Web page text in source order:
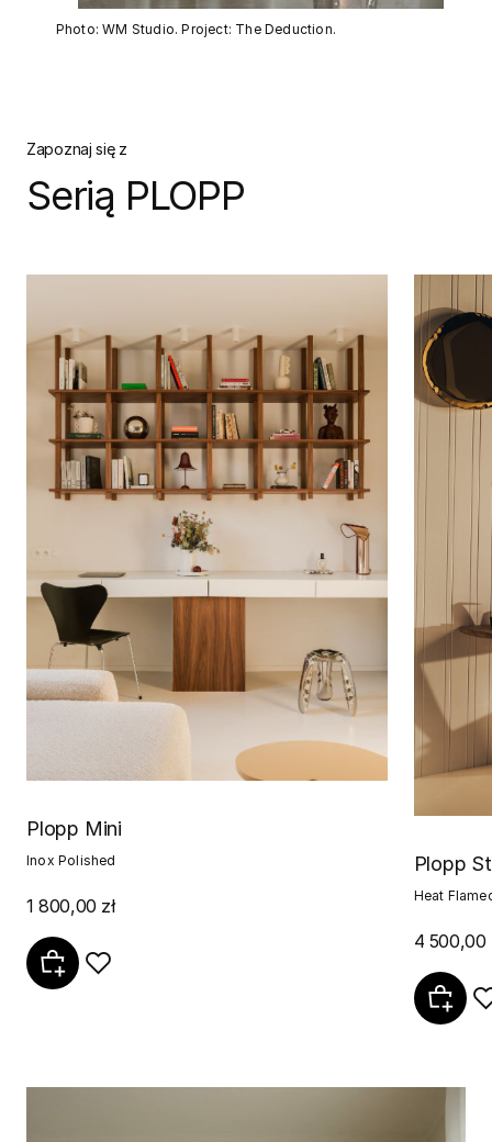
Photo: WM Studio. Project: The Deduction.
Zapoznaj się z
Serią PLOPP
Plopp Mini
Inox Polished
1 800,00 zł
Plopp
Heat
4 500,00